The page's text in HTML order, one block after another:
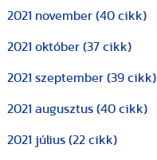
2021 november (40 cikk)
2021 október (37 cikk)
2021 szeptember (39 cikk)
2021 augusztus (40 cikk)
2021 július (22 cikk)